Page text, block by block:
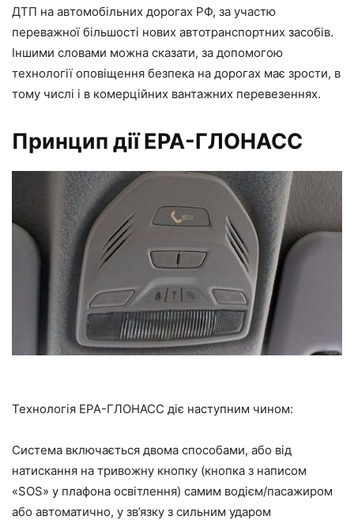
ДТП на автомобільних дорогах РФ, за участю
переважної більшості нових автотранспортних засобів.
Іншими словами можна сказати, за допомогою
технології оповіщення безпека на дорогах має зрости, в
тому числі і в комерційних вантажних перевезеннях.
Принцип дії ЕРА-ГЛОНАСС
Технологія ЕРА-ГЛОНАСС діє наступним чином:
Система включається двома способами, або від
натискання на тривожну кнопку (кнопка з написом
«SOS» у плафона освітлення) самим водієм/пасажиром
або автоматично, у зв’язку з сильним ударом